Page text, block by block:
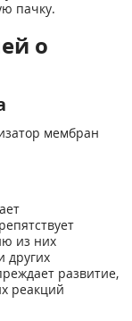
пачку.
о
мембран
из них
других
развитие,
реакций